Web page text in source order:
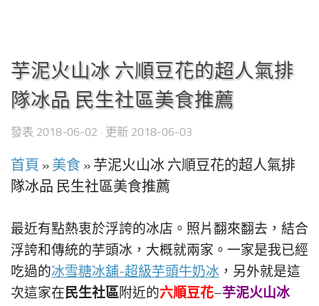
芋泥火山冰 六順豆花的超人氣排
隊冰品 民生社區美食推薦
發表 2018-06-02 · 更新 2018-06-03
首頁 » 美食 » 芋泥火山冰 六順豆花的超人氣排
隊冰品 民生社區美食推薦
最近有點熱衷於浮誇的冰店。照片翻來翻去，結合
浮誇和傳統的芋頭冰，大概就兩家。一家是我已經
吃過的冰雪糖冰舖-超級芋頭牛奶冰 ，另外就是這
次這家在民生社區附近的六順豆花–芋泥火山冰